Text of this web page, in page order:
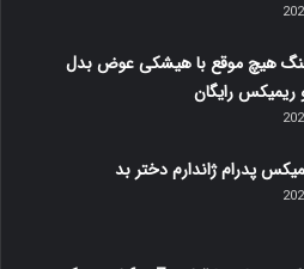
هیچ موقع با هیشکی عوض بدل
رایگان
پدرام ژاندارم دختر بد